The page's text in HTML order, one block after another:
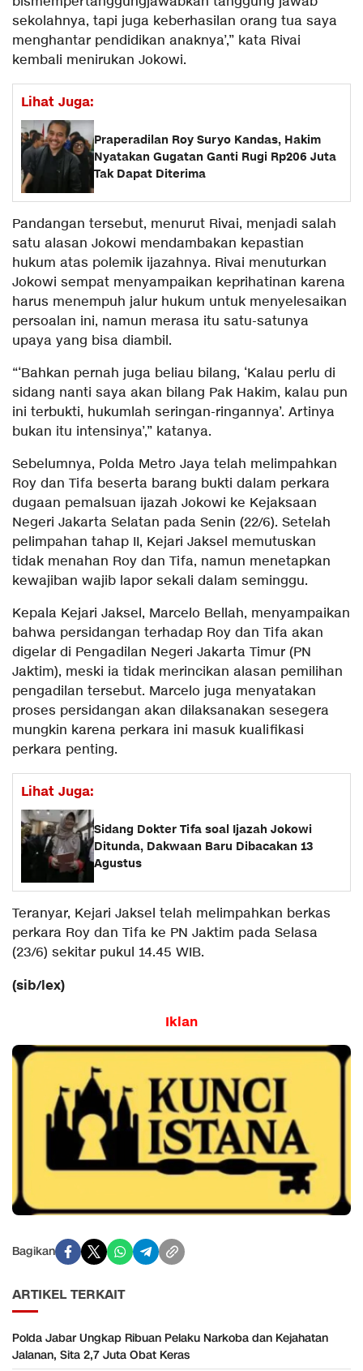
sekolahnya, tapi juga keberhasilan orang tua saya
menghantar pendidikan anaknya’,” kata Rivai
kembali menirukan Jokowi.
Lihat Juga:
Praperadilan Roy Suryo Kandas, Hakim
Nyatakan Gugatan Ganti Rugi Rp206 Juta
Tak Dapat Diterima
Pandangan tersebut, menurut Rivai, menjadi salah
satu alasan Jokowi mendambakan kepastian
hukum atas polemik ijazahnya. Rivai menuturkan
Jokowi sempat menyampaikan keprihatinan karena
harus menempuh jalur hukum untuk menyelesaikan
persoalan ini, namun merasa itu satu-satunya
upaya yang bisa diambil.
“‘Bahkan pernah juga beliau bilang, ‘Kalau perlu di
sidang nanti saya akan bilang Pak Hakim, kalau pun
ini terbukti, hukumlah seringan-ringannya’. Artinya
bukan itu intensinya’,” katanya.
Sebelumnya, Polda Metro Jaya telah melimpahkan
Roy dan Tifa beserta barang bukti dalam perkara
dugaan pemalsuan ijazah Jokowi ke Kejaksaan
Negeri Jakarta Selatan pada Senin (22/6). Setelah
pelimpahan tahap II, Kejari Jaksel memutuskan
tidak menahan Roy dan Tifa, namun menetapkan
kewajiban wajib lapor sekali dalam seminggu.
Kepala Kejari Jaksel, Marcelo Bellah, menyampaikan
bahwa persidangan terhadap Roy dan Tifa akan
digelar di Pengadilan Negeri Jakarta Timur (PN
Jaktim), meski ia tidak merincikan alasan pemilihan
pengadilan tersebut. Marcelo juga menyatakan
proses persidangan akan dilaksanakan sesegera
mungkin karena perkara ini masuk kualifikasi
perkara penting.
Lihat Juga:
Sidang Dokter Tifa soal Ijazah Jokowi
Ditunda, Dakwaan Baru Dibacakan 13
Agustus
Teranyar, Kejari Jaksel telah melimpahkan berkas
perkara Roy dan Tifa ke PN Jaktim pada Selasa
(23/6) sekitar pukul 14.45 WIB.
(sib/lex)
Iklan
Bagikan
ARTIKEL TERKAIT
Polda Jabar Ungkap Ribuan Pelaku Narkoba dan Kejahatan
Jalanan, Sita 2,7 Juta Obat Keras